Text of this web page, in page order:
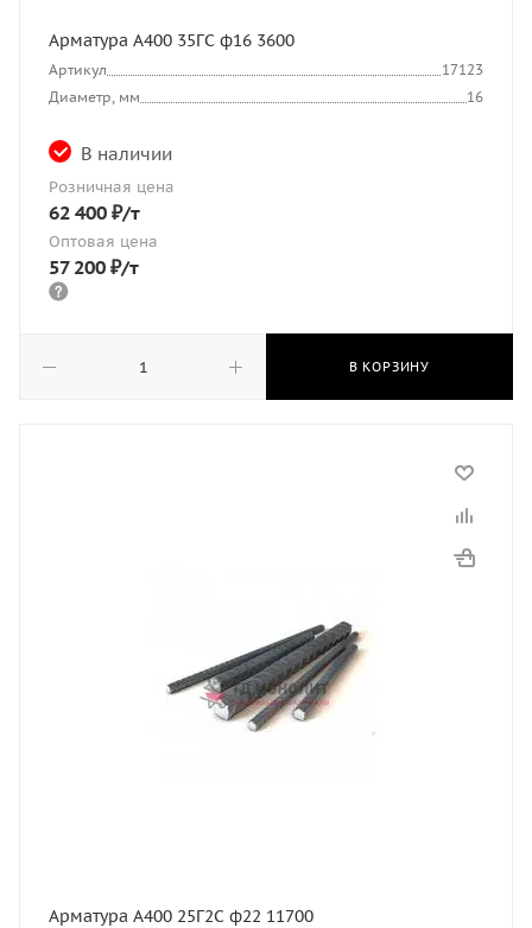
Арматура А400 35ГС ф16 3600
Артикул
17123
Диаметр, мм
16
В наличии
Розничная цена
62 400 ₽/т
Оптовая цена
57 200 ₽/т
В КОРЗИНУ
Арматура А400 25Г2С ф22 11700